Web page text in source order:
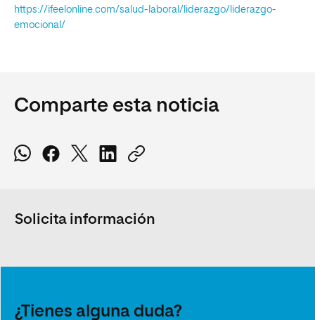
https://ifeelonline.com/salud-laboral/liderazgo/liderazgo-
emocional/
Comparte esta noticia
Solicita información
¿Tienes alguna duda?